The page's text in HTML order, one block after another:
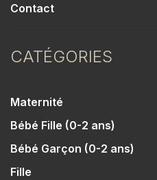
Contact
CATÉGORIES
Maternité
Bébé Fille (0-2 ans)
Bébé Garçon (0-2 ans)
Fille